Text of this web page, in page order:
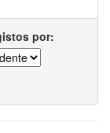
por: